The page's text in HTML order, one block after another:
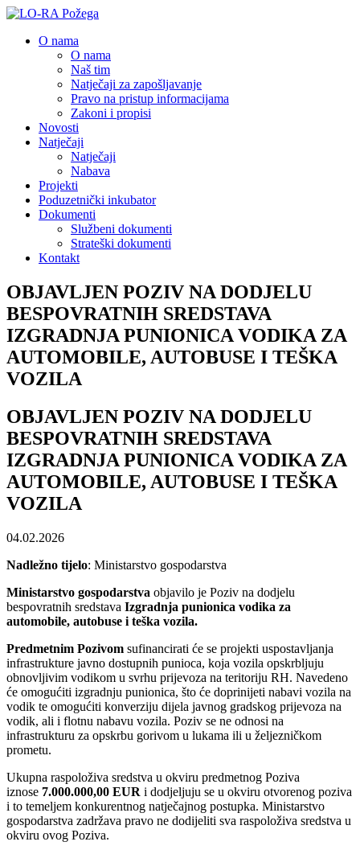
O nama
O nama
Naš tim
Natječaji za zapošljavanje
Pravo na pristup informacijama
Zakoni i propisi
Novosti
Natječaji
Natječaji
Nabava
Projekti
Poduzetnički inkubator
Dokumenti
Službeni dokumenti
Strateški dokumenti
Kontakt
OBJAVLJEN POZIV NA DODJELU
BESPOVRATNIH SREDSTAVA
IZGRADNJA PUNIONICA VODIKA ZA
AUTOMOBILE, AUTOBUSE I TEŠKA
VOZILA
OBJAVLJEN POZIV NA DODJELU
BESPOVRATNIH SREDSTAVA
IZGRADNJA PUNIONICA VODIKA ZA
AUTOMOBILE, AUTOBUSE I TEŠKA
VOZILA
04.02.2026
Nadležno tijelo: Ministarstvo gospodarstva
Ministarstvo gospodarstva objavilo je Poziv na dodjelu
bespovratnih sredstava Izgradnja punionica vodika za
automobile, autobuse i teška vozila.
Predmetnim Pozivom sufinancirati će se projekti uspostavljanja
infrastrukture javno dostupnih punioca, koja vozila opskrbljuju
obnovljivim vodikom u svrhu prijevoza na teritoriju RH. Navedeno
će omogućiti izgradnju punionica, što će doprinijeti nabavi vozila na
vodik te omogućiti konverziju dijela javnog gradskog prijevoza na
vodik, ali i flotnu nabavu vozila. Poziv se ne odnosi na
infrastrukturu za opskrbu gorivom u lukama ili u željezničkom
prometu.
Ukupna raspoloživa sredstva u okviru predmetnog Poziva
iznose 7.000.000,00 EUR i dodjeljuju se u okviru otvorenog poziva
i to temeljem konkurentnog natječajnog postupka. Ministarstvo
gospodarstva zadržava pravo ne dodijeliti sva raspoloživa sredstva u
okviru ovog Poziva.